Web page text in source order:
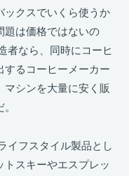
ックスでいくら使うか
題は価格ではないの
者なら、同時にコーヒ
するコーヒーメーカー
シンを大量に安く販
イフスタイル製品とし
スキーやエスプレッ